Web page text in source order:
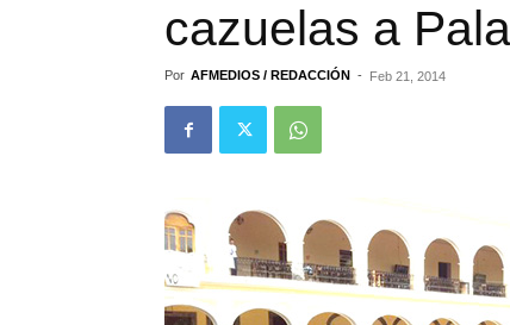
cazuelas a
Por AFMEDIOS / REDACCIÓN - Feb 21, 2014